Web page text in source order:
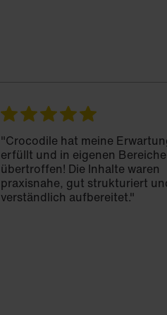
"Crocodile hat meine
erfüllt und in eigenen
übertroffen! Die Inhalte waren
praxisnahe, gut strukturiert
verständlich aufbereitet."